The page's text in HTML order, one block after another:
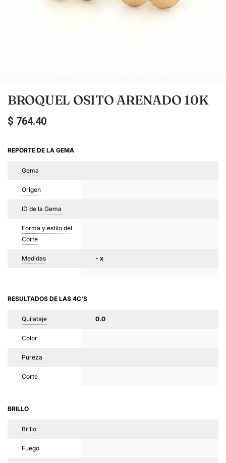
BROQUEL OSITO ARENADO 10K
$ 764.40
REPORTE DE LA GEMA
Gema
Origen
ID de la Gema
Forma y estilo del
Corte
Medidas - x
RESULTADOS DE LAS 4C'S
Quilataje 0.0
Color
Pureza
Corte
BRILLO
Brillo
Fuego